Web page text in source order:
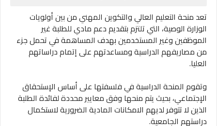
تعد منحة التعليم العالي والتكوين المهني من بين أولويات
الوزارة الوصية، التي تلتزم بتقديم دعم مادي للطلبة غير
الموظفين وغير المستخدمين بهدف المساهمة في تحمل جزء
من مصاريفهم الدراسية ومساعدتهم على إتمام دراساتهم
العليا.
وتقوم المنحة الدراسية في فلسفتها على أساس الإستحقاق
الإجتماعي، بحيث يتم منحها وفق معايير محددة لفائدة الطلبة
الذين لا تتوفر لديهم الامكانات المادية الضرورية لاستكمال
دراستهم الجامعية.